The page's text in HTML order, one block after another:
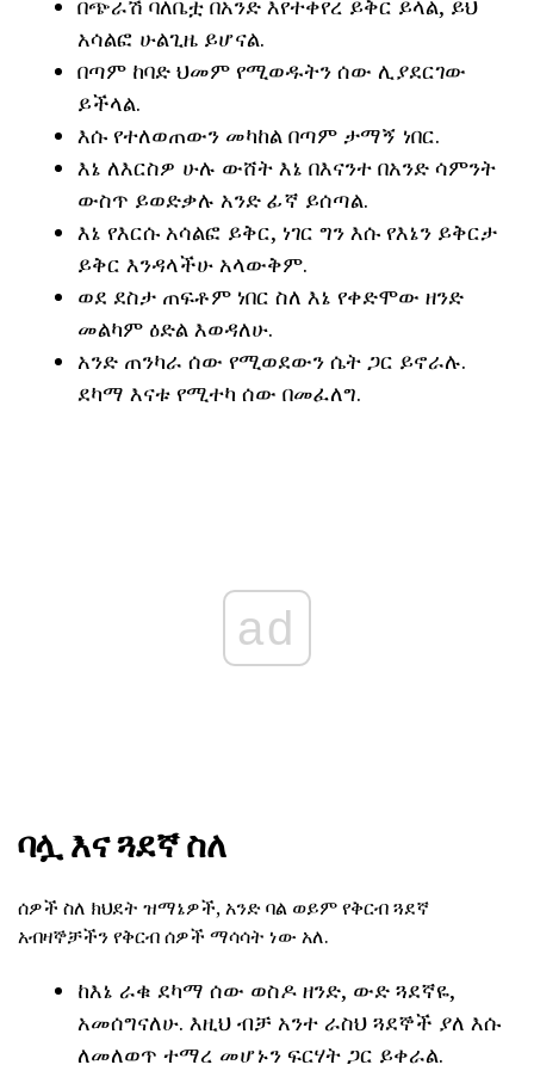
በጭራሽ ባለቤቷ በአንድ እየተቀየረ ይቅር ይላል, ይህ
አሳልፎ ሁልጊዜ ይሆናል.
በጣም ከባድ ህመም የሚወዱትን ሰው ሊያደርገው
ይችላል.
እሱ የተለወጠውን መካከል በጣም ታማኝ ነበር.
እኔ ለእርስዎ ሁሉ ውሸት እኔ በእናንተ በአንድ ሳምንት
ውስጥ ይወድቃሉ አንድ ፊኛ ይሰጣል.
እኔ የእርሱ አሳልፎ ይቅር, ነገር ግን እሱ የእኔን ይቅርታ
ይቅር እንዳላችሁ አላውቅም.
ወደ ደስታ ጠፍቶም ነበር ስለ እኔ የቀድሞው ዘንድ
መልካም ዕድል እወዳለሁ.
አንድ ጠንካራ ሰው የሚወደውን ሴት ጋር ይኖራሉ.
ደካማ እናቱ የሚተካ ሰው በመፈለግ.
ad
ባሏ እና ጓደኛ ስለ
ሰዎች ስለ ክህደት ዝማኔዎች, አንድ ባል ወይም የቅርብ ጓደኛ
አብዛኞቻችን የቅርብ ሰዎች ማሳሳት ነው አለ.
ከእኔ ራቁ ደካማ ሰው ወስዶ ዘንድ, ውድ ጓደኛዬ,
አመሰግናለሁ. እዚህ ብቻ አንተ ራስህ ጓደኞች ያለ እሱ
ለመለወጥ ተማረ መሆኑን ፍርሃት ጋር ይቀራል.